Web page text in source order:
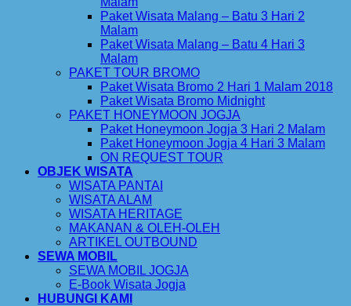
Paket Wisata Malang – Batu 3 Hari 2
Malam
Paket Wisata Malang – Batu 4 Hari 3
Malam
PAKET TOUR BROMO
Paket Wisata Bromo 2 Hari 1 Malam 2018
Paket Wisata Bromo Midnight
PAKET HONEYMOON JOGJA
Paket Honeymoon Jogja 3 Hari 2 Malam
Paket Honeymoon Jogja 4 Hari 3 Malam
ON REQUEST TOUR
OBJEK WISATA
WISATA PANTAI
WISATA ALAM
WISATA HERITAGE
MAKANAN & OLEH-OLEH
ARTIKEL OUTBOUND
SEWA MOBIL
SEWA MOBIL JOGJA
E-Book Wisata Jogja
HUBUNGI KAMI